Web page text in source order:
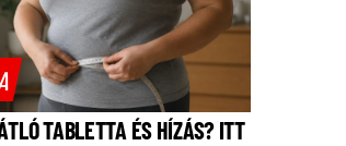
TABLETTA ÉS HÍZÁS? ITT